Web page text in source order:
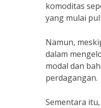
komoditas
yang mulai
Namun,
dalam
modal dan
perdagangan.
Sementara